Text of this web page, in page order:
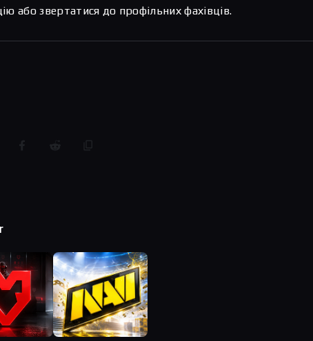
або звертатися до профільних фахівців.